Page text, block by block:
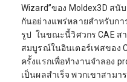
Wizard”ของ Moldex3D ส
กันอย่างแพร่หลายสำหรับก
รูป ในขณะนี้วิศวกร CAE ส
สมบูรณ์ในอินเตอร์เฟสของ
ครั้งแรกเพื่อทำงานจำลอง
เป็นผลสำเร็จ พวกเขาสามา